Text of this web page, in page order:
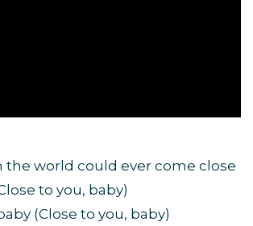
the world could ever come close
to you, baby)
(Close to you, baby)